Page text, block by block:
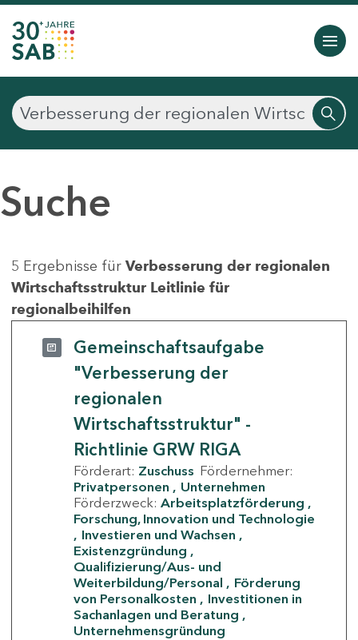
Suche
5 Ergebnisse für Verbesserung der regionalen
Wirtschaftsstruktur Leitlinie für
regionalbeihilfen
Gemeinschaftsaufgabe
"Verbesserung der
regionalen
Wirtschaftsstruktur" -
Richtlinie GRW RIGA
Förderart: Zuschuss Fördernehmer:
Privatpersonen
Unternehmen
Förderzweck: Arbeitsplatzförderung
Forschung, Innovation und Technologie
Investieren und Wachsen
Existenzgründung
Qualifizierung/Aus- und
Weiterbildung/Personal
Förderung
von Personalkosten
Investitionen in
Sachanlagen und Beratung
Unternehmensgründung